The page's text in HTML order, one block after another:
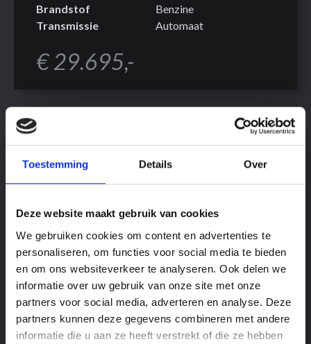
Toestemming Details Over
Deze website maakt gebruik van cookies
We gebruiken cookies om content en advertenties te
personaliseren, om functies voor social media te bieden
en om ons websiteverkeer te analyseren. Ook delen we
informatie over uw gebruik van onze site met onze
partners voor social media, adverteren en analyse. Deze
partners kunnen deze gegevens combineren met andere
informatie die u aan ze heeft verstrekt of die ze hebben
Brandstof
Benzine
Transmissie
Automaat
€ 29.695,-